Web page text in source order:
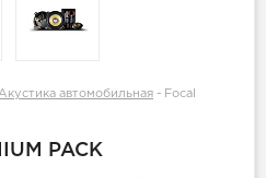
автомобильная - Focal
PACK